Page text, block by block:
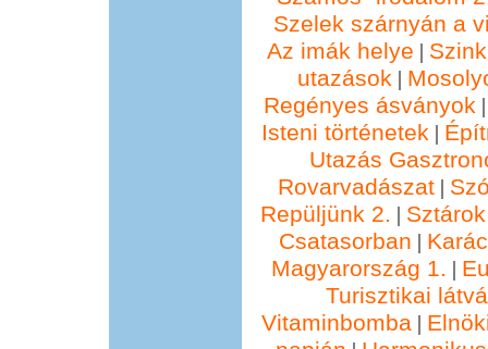
Szelek szárnyán a
Az imák helye |
utazások |
Regényes ásványok
Isteni történetek |
Utazás
Rovarvadászat|
Repüljünk 2. |
Csatasorban |
Magyarország 1. |
Turisztikai
Vitaminbomba|